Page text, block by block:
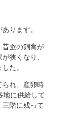
ります。
昔蚕の飼育が
狭くなり、
た。
られ、産卵時
地に供給して
階に残って